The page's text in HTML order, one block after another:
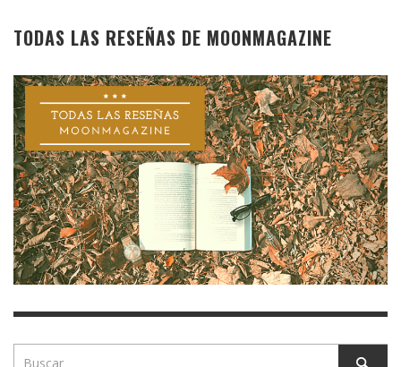
TODAS LAS RESEÑAS DE MOONMAGAZINE